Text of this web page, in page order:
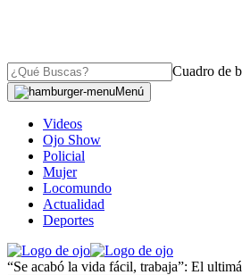
Cuadro de
Menú
Videos
Ojo Show
Policial
Mujer
Locomundo
Actualidad
Deportes
“Se acabó la vida fácil, trabaja”: El